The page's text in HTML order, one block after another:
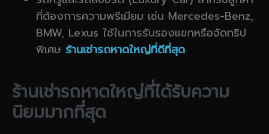
ที่ต้องการความพรีเมียม เช่น Mercedes-Benz,
BMW, Lexus ใช้ในการรับรองแขกหรือจัดทริป
พิเศษ ร้านเช่ารถหาดใหญ่ที่ดีที่สุด
ร้านเช่ารถหาดใหญ่ที่ได้รับความ
นิยมมากที่สุด